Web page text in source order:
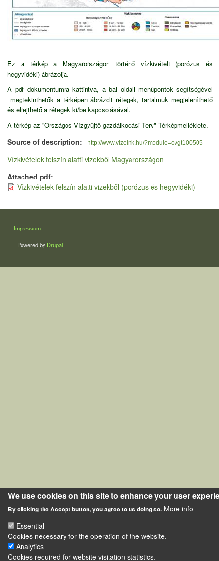
Ez a térkép a Magyarországon történő vízkivételt (porózus és
hegyvidéki) ábrázolja.
A pdf dokumentumra kattintva, a bal oldali menüpontok segítségével
megtekinthetők a térképen ábrázolt rétegek, tartalmuk megjeleníthető
és elrejthető a rétegek ki/be kapcsolásával.
A térkép az "Országos Vízgyűjtő-gazdálkodási Terv" Térképmelléklete.
Source of description http://www.vizeink.hu/?module=ovgt100505
Vízkivételek felszín alatti vizekből Magyarországon
Attached pdf
Vízkivételek felszín alatti vizekből (porózus és hegyvidéki)
LÁBLÉC
Impressum
Powered by Drupal
We use cookies on this site to enhance your user
By clicking the Accept button, you agree to us doing so. More info
Essential
Cookies necessary for the operation of the website.
Analytics
Cookies required for website visitation statistics.